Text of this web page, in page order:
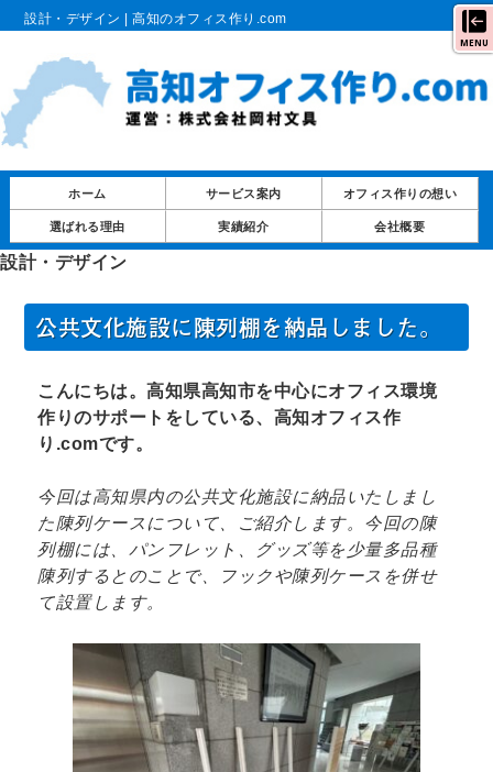
設計・デザイン | 高知のオフィス作り.com
MENU
ホーム サービス案内 オフィス作りの想い
選ばれる理由 実績紹介 会社概要
設計・デザイン
公共文化施設に陳列棚を納品しました。
こんにちは。高知県高知市を中心にオフィス環境
作りのサポートをしている、高知オフィス作
り.comです。
今回は高知県内の公共文化施設に納品いたしまし
た陳列ケースについて、ご紹介します。今回の陳
列棚には、パンフレット、グッズ等を少量多品種
陳列するとのことで、フックや陳列ケースを併せ
て設置します。